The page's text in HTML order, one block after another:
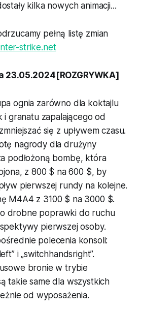
kilka nowych animacji...
pełną listę zmian
strike.net
23.05.2024[ROZGRYWKA]
ognia zarówno dla koktajlu
i granatu zapalającego od
się z upływem czasu.
nagrody dla drużyny
podłożoną bombę, która
z 800 $ na 600 $, by
pierwszej rundy na kolejne.
M4A4 z 3100 $ na 3000 $.
drobne poprawki do ruchu
pierwszej osoby.
polecenia konsoli:
i „switchhandsright”.
bronie w trybie
takie same dla wszystkich
od wyposażenia.